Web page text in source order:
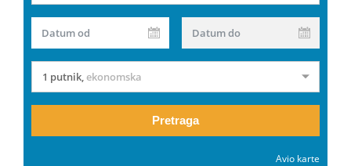
Datum od Datum do
1 putnik,ekonomska
Pretraga
Avio karte